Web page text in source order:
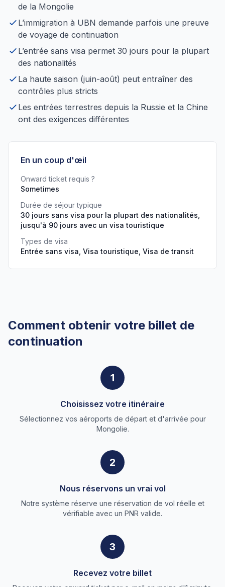
de la Mongolie
L’immigration à UBN demande parfois une preuve
de voyage de continuation
L’entrée sans visa permet 30 jours pour la plupart
des nationalités
La haute saison (juin-août) peut entraîner des
contrôles plus stricts
Les entrées terrestres depuis la Russie et la Chine
ont des exigences différentes
En un coup d'œil
Onward ticket requis ?
Sometimes
Durée de séjour typique
30 jours sans visa pour la plupart des nationalités,
jusqu'à 90 jours avec un visa touristique
Types de visa
Entrée sans visa, Visa touristique, Visa de transit
Comment obtenir votre billet de
continuation
1
Choisissez votre itinéraire
Sélectionnez vos aéroports de départ et d'arrivée pour
Mongolie.
2
Nous réservons un vrai vol
Notre système réserve une réservation de vol réelle et
vérifiable avec un PNR valide.
3
Recevez votre billet